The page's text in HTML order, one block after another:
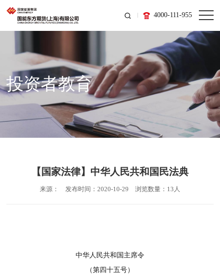
4000-111-955
投资者教育
【国家法律】中华人民共和国民法典
来源： 发布时间：2020-10-29 浏览数量：13人
中华人民共和国主席令
（第四十五号）